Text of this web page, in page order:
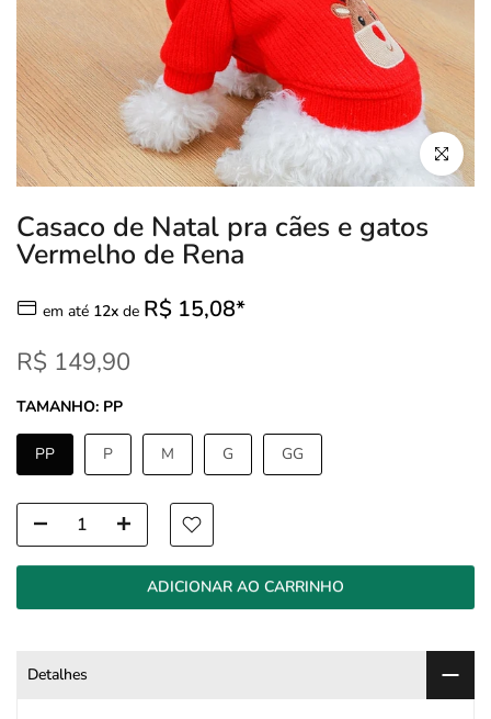
Clique para
Casaco de Natal pra cães e gatos
Vermelho de Rena
em até 12x de R$ 15,08*
R$ 149,90
TAMANHO: PP
PP P M G GG
ADICIONAR AO CARRINHO
Detalhes